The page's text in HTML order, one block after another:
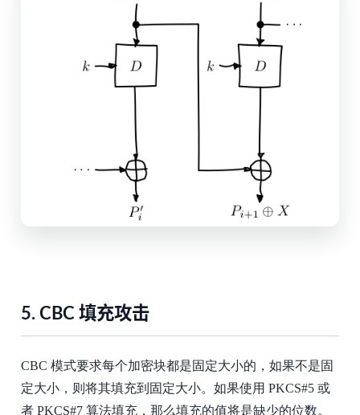
5.CBC 填充攻击
CBC 模式要求每个加密块都是固定大小的，如果不是固
定大小，则将其填充到固定大小。如果使用 PKCS#5 或
者 PKCS#7 算法填充，那么填充的值将是缺少的位数。